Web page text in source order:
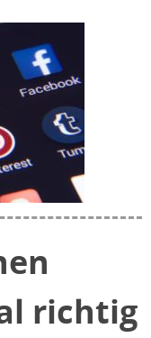
richtig